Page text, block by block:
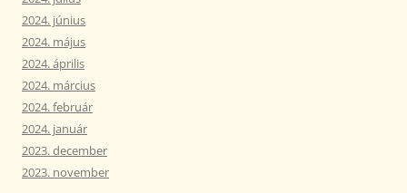
2024. június
2024. május
2024. április
2024. március
2024. február
2024. január
2023. december
2023. november